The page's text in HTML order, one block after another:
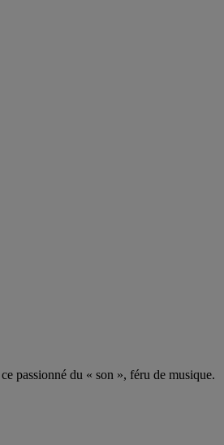
passionné du « son », féru de musique.